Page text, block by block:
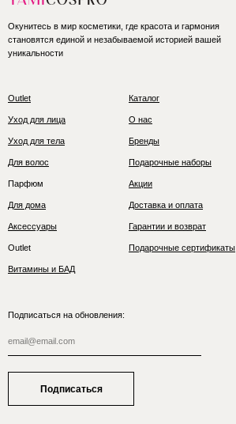
Outlet
Окунитесь в мир косметики, где красота и гармония
становятся единой и незабываемой историей вашей
уникальности
Уход для лица
Уход для тела
Для волос
Парфюм
Для дома
Аксессуары
Outlet
Витамины и БАД
Каталог
О нас
Бренды
Подарочные наборы
Акции
Доставка и оплата
Гарантии и возврат
Подарочные сертификаты
Подписаться на обновления:
Подписаться